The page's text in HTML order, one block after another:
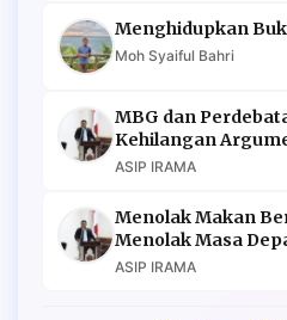
Menghidupkan
Moh Syaiful Bahri
MBG dan
Kehilangan
ASIP IRAMA
Menolak Makan
Menolak Masa
ASIP IRAMA